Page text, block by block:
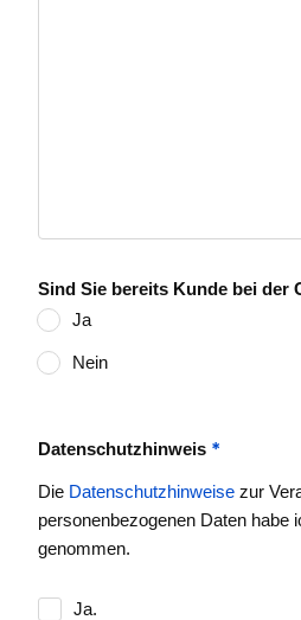
Sind Sie bereits Kunde bei der
Ja
Nein
Datenschutzhinweis *
Die Datenschutzhinweise zur
personenbezogenen Daten habe
genommen.
Ja.